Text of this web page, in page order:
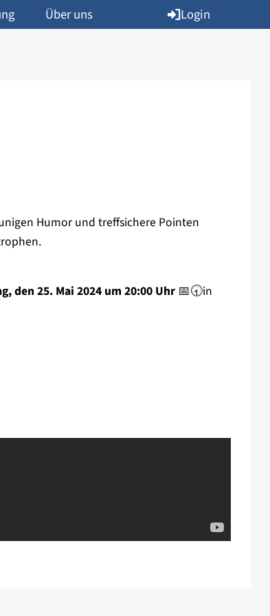
Über uns Login
Humor und treffsichere Pointen
den 25. Mai 2024 um 20:00 Uhr 📅🕣in